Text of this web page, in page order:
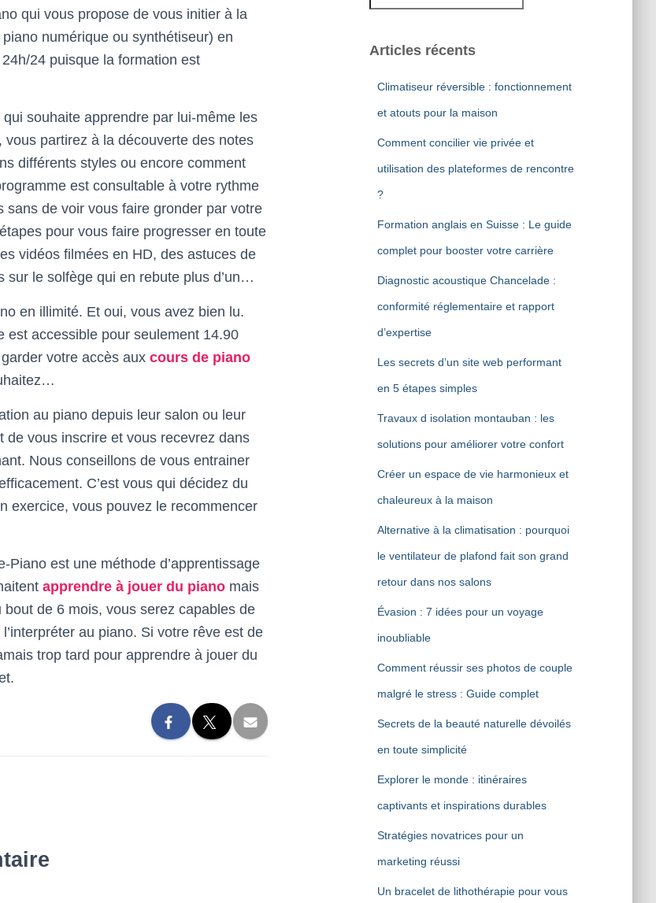
qui vous propose de vous initier à la
numérique ou synthétiseur) en
24 puisque la formation est
souhaite apprendre par lui-même les
partirez à la découverte des notes
différents styles ou encore comment
est consultable à votre rythme
de voir vous faire gronder par votre
pour vous faire progresser en toute
vidéos filmées en HD, des astuces de
sur le solfège qui en rebute plus d’un…
en illimité. Et oui, vous avez bien lu.
est accessible pour seulement 14.90
votre accès aux cours de piano
au piano depuis leur salon ou leur
vous inscrire et vous recevrez dans
Nous conseillons de vous entrainer
C’est vous qui décidez du
exercice, vous pouvez le recommencer
est une méthode d’apprentissage
apprendre à jouer du piano mais
de 6 mois, vous serez capables de
au piano. Si votre rêve est de
trop tard pour apprendre à jouer du
Articles récents
Climatiseur réversible : fonctionnement
et atouts pour la maison
Comment concilier vie privée et
utilisation des plateformes de rencontre
?
Formation anglais en Suisse : Le guide
complet pour booster votre carrière
Diagnostic acoustique Chancelade :
conformité réglementaire et rapport
d’expertise
Les secrets d’un site web performant
en 5 étapes simples
Travaux d isolation montauban : les
solutions pour améliorer votre confort
Créer un espace de vie harmonieux et
chaleureux à la maison
Alternative à la climatisation : pourquoi
le ventilateur de plafond fait son grand
retour dans nos salons
Évasion : 7 idées pour un voyage
inoubliable
Comment réussir ses photos de couple
malgré le stress : Guide complet
Secrets de la beauté naturelle dévoilés
en toute simplicité
Explorer le monde : itinéraires
captivants et inspirations durables
Stratégies novatrices pour un
marketing réussi
Un bracelet de lithothérapie pour vous